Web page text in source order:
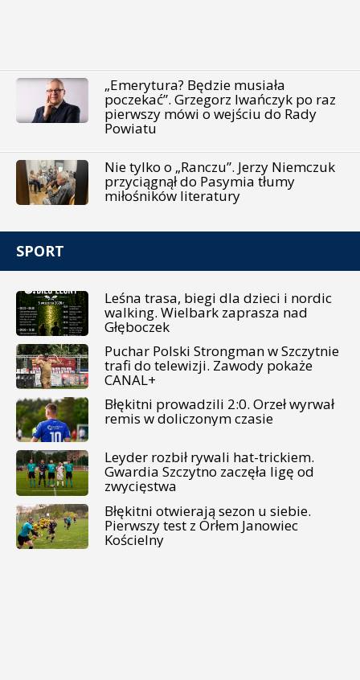
„Emerytura? Będzie musiała
poczekać”. Grzegorz Iwańczyk po raz
pierwszy mówi o wejściu do Rady
Powiatu
Nie tylko o „Ranczu”. Jerzy Niemczuk
przyciągnął do Pasymia tłumy
miłośników literatury
SPORT
Leśna trasa, biegi dla dzieci i nordic
walking. Wielbark zaprasza nad
Głęboczek
Puchar Polski Strongman w Szczytnie
trafi do telewizji. Zawody pokaże
CANAL+
Błękitni prowadzili 2:0. Orzeł wyrwał
remis w doliczonym czasie
Leyder rozbił rywali hat-trickiem.
Gwardia Szczytno zaczęła ligę od
zwycięstwa
Błękitni otwierają sezon u siebie.
Pierwszy test z Orłem Janowiec
Kościelny